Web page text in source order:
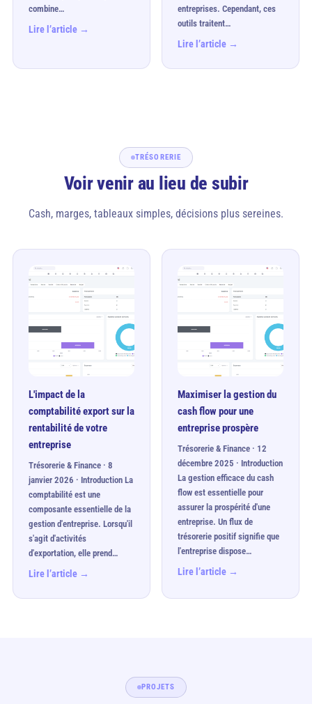
combine…
Lire l’article →
entreprises. Cependant, ces
outils traitent…
Lire l’article →
TRÉSORERIE
Voir venir au lieu de subir
Cash, marges, tableaux simples, décisions plus sereines.
L'impact de la
comptabilité export sur la
rentabilité de votre
entreprise
Trésorerie & Finance · 8
janvier 2026 · Introduction La
comptabilité est une
composante essentielle de la
gestion d'entreprise. Lorsqu'il
s'agit d'activités
d'exportation, elle prend…
Lire l’article →
Maximiser la gestion du
cash flow pour une
entreprise prospère
Trésorerie & Finance · 12
décembre 2025 · Introduction
La gestion efficace du cash
flow est essentielle pour
assurer la prospérité d'une
entreprise. Un flux de
trésorerie positif signifie que
l'entreprise dispose…
Lire l’article →
PROJETS